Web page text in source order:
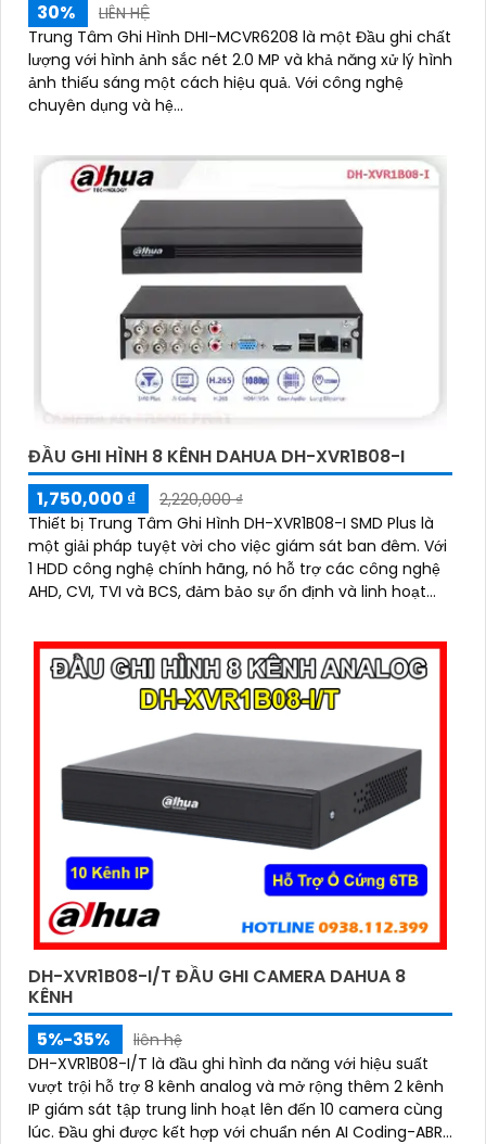
30%
LIÊN HỆ
Trung Tâm Ghi Hình DHI-MCVR6208 là một Đầu ghi chất
lượng với hình ảnh sắc nét 2.0 MP và khả năng xử lý hình
ảnh thiếu sáng một cách hiệu quả. Với công nghệ
chuyên dụng và hệ...
ĐẦU GHI HÌNH 8 KÊNH DAHUA DH-XVR1B08-I
1,750,000 ₫
2,220,000 ₫
Thiết bị Trung Tâm Ghi Hình DH-XVR1B08-I SMD Plus là
một giải pháp tuyệt vời cho việc giám sát ban đêm. Với
1 HDD công nghệ chính hãng, nó hỗ trợ các công nghệ
AHD, CVI, TVI và BCS, đảm bảo sự ổn định và linh hoạt
DH-XVR1B08-I/T ĐẦU GHI CAMERA DAHUA 8
KÊNH
5%-35%
liên hệ
DH-XVR1B08-I/T là đầu ghi hình đa năng với hiệu suất
vượt trội hỗ trợ 8 kênh analog và mở rộng thêm 2 kênh
IP giám sát tập trung linh hoạt lên đến 10 camera cùng
lúc. Đầu ghi được kết hợp với chuẩn nén AI Coding-ABR